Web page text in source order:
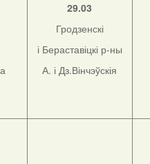
29.03
Гродзенскі
і Бераставіцкі р-ны
А. і Дз.Вінчэўскія